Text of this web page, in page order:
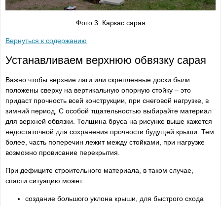
Фото 3. Каркас сарая
Вернуться к содержанию
Устанавливаем верхнюю обвязку сарая
Важно чтобы верхние лаги или скрепленные доски были
положены сверху на вертикальную опорную стойку – это
придаст прочность всей конструкции, при снеговой нагрузке, в
зимний период. С особой тщательностью выбирайте материал
для верхней обвязки. Толщина бруса на рисунке выше кажется
недостаточной для сохранения прочности будущей крыши. Тем
более, часть поперечин лежит между стойками, при нагрузке
возможно провисание перекрытия.
При дефиците строительного материала, в таком случае,
спасти ситуацию может:
создание большого уклона крыши, для быстрого схода